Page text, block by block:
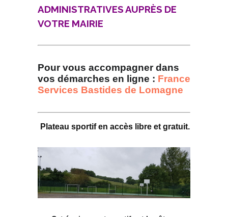
ADMINISTRATIVES AUPRÈS DE
VOTRE MAIRIE
Pour vous accompagner dans
vos démarches en ligne : France
Services Bastides de Lomagne
Plateau sportif en accès libre et gratuit.